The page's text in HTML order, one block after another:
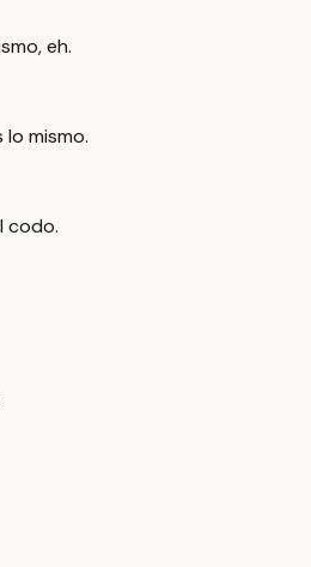
eh.
lo mismo.
codo.